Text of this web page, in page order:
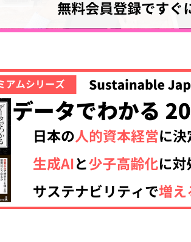
記事をお気に入りに
ログインが必
ログイン